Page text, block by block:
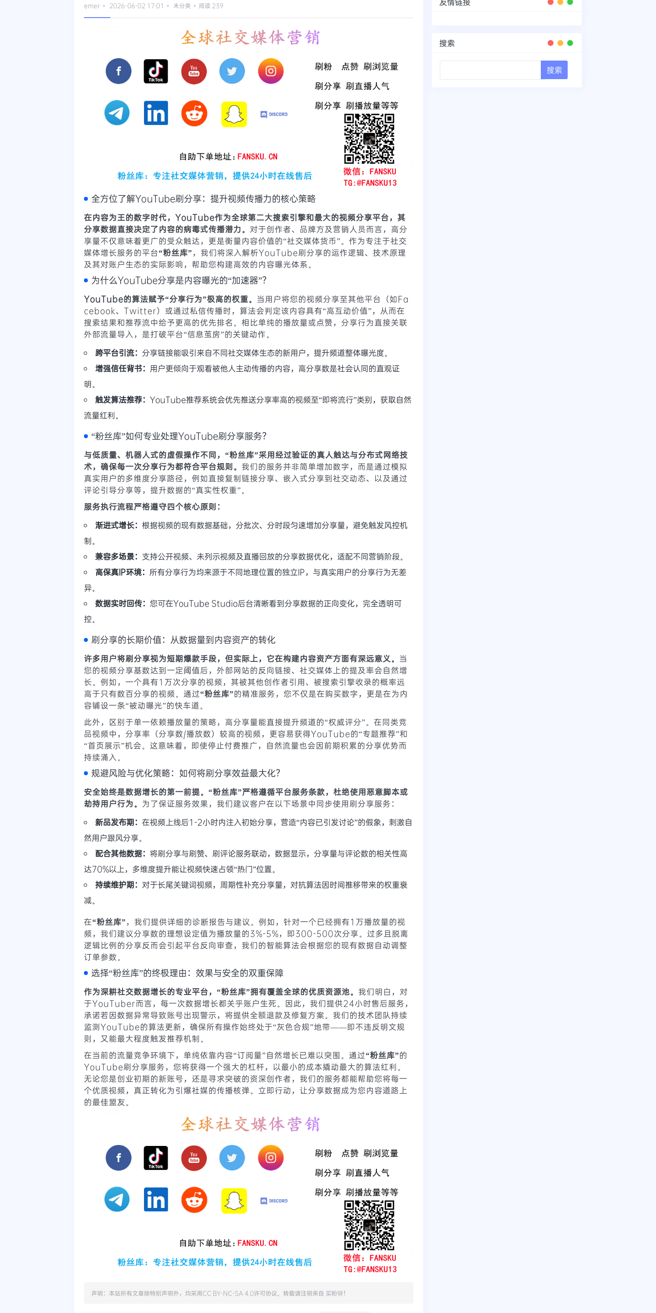
emer 2026-06-02 17:01 未分类 阅读 239
全方位了解YouTube刷分享：提升视频传播力的核心策略
在内容为王的数字时代，YouTube作为全球第二大搜索引擎和最大的视频分享平台，其
分享数据直接决定了内容的病毒式传播潜力。 对于创作者、品牌方及营销人员而言，高分
享量不仅意味着更广的受众触达，更是衡量内容价值的“社交媒体货币”。作为专注于社交
媒体增长服务的平台“粉丝库”，我们将深入解析YouTube刷分享的运作逻辑、技术原理
及其对账户生态的实际影响，帮助您构建高效的内容曝光体系。
为什么YouTube分享是内容曝光的“加速器”？
YouTube的算法赋予“分享行为”极高的权重。 当用户将您的视频分享至其他平台（如Fa
cebook、Twitter）或通过私信传播时，算法会判定该内容具有“高互动价值”，从而在
搜索结果和推荐流中给予更高的优先排名。相比单纯的播放量或点赞，分享行为直接关联
外部流量导入，是打破平台“信息茧房”的关键动作。
跨平台引流： 分享链接能吸引来自不同社交媒体生态的新用户，提升频道整体曝光度。
增强信任背书： 用户更倾向于观看被他人主动传播的内容，高分享数是社会认同的直观证
明。
触发算法推荐： YouTube推荐系统会优先推送分享率高的视频至“即将流行”类别，获取自然
流量红利。
“粉丝库”如何专业处理YouTube刷分享服务？
与低质量、机器人式的虚假操作不同，“粉丝库”采用经过验证的真人触达与分布式网络技
术，确保每一次分享行为都符合平台规则。 我们的服务并非简单增加数字，而是通过模拟
真实用户的多维度分享路径，例如直接复制链接分享、嵌入式分享到社交动态、以及通过
评论引导分享等，提升数据的“真实性权重”。
服务执行流程严格遵守四个核心原则：
渐进式增长： 根据视频的现有数据基础，分批次、分时段匀速增加分享量，避免触发风控机
制。
兼容多场景： 支持公开视频、未列示视频及直播回放的分享数据优化，适配不同营销阶段。
高保真IP环境： 所有分享行为均来源于不同地理位置的独立IP，与真实用户的分享行为无差
异。
数据实时回传： 您可在YouTube Studio后台清晰看到分享数据的正向变化，完全透明可
控。
刷分享的长期价值：从数据量到内容资产的转化
许多用户将刷分享视为短期爆款手段，但实际上，它在构建内容资产方面有深远意义。 当
您的视频分享基数达到一定阈值后，外部网站的反向链接、社交媒体上的提及率会自然增
长。例如，一个具有1万次分享的视频，其被其他创作者引用、被搜索引擎收录的概率远
高于只有数百分享的视频。通过“粉丝库”的精准服务，您不仅是在购买数字，更是在为内
容铺设一条“被动曝光”的快车道。
此外，区别于单一依赖播放量的策略，高分享量能直接提升频道的“权威评分”。在同类竞
品视频中，分享率（分享数/播放数）较高的视频，更容易获得YouTube的“专题推荐”和
“首页展示”机会。这意味着，即使停止付费推广，自然流量也会因前期积累的分享优势而
持续涌入。
规避风险与优化策略：如何将刷分享效益最大化？
安全始终是数据增长的第一前提。“粉丝库”严格遵循平台服务条款，杜绝使用恶意脚本或
劫持用户行为。 为了保证服务效果，我们建议客户在以下场景中同步使用刷分享服务：
新品发布期： 在视频上线后1-2小时内注入初始分享，营造“内容已引发讨论”的假象，刺激自
然用户跟风分享。
配合其他数据： 将刷分享与刷赞、刷评论服务联动，数据显示，分享量与评论数的相关性高
达70%以上，多维度提升能让视频快速占领“热门”位置。
持续维护期： 对于长尾关键词视频，周期性补充分享量，对抗算法因时间推移带来的权重衰
减。
在“粉丝库”，我们提供详细的诊断报告与建议。例如，针对一个已经拥有1万播放量的视
频，我们建议分享数的理想设定值为播放量的3%-5%，即300-500次分享。过多且脱离
逻辑比例的分享反而会引起平台反向审查，我们的智能算法会根据您的现有数据自动调整
订单参数。
选择“粉丝库”的终极理由：效果与安全的双重保障
作为深耕社交数据增长的专业平台，“粉丝库”拥有覆盖全球的优质资源池。 我们明白，对
于YouTuber而言，每一次数据增长都关乎账户生死。因此，我们提供24小时售后服务，
承诺若因数据异常导致账号出现警示，将提供全额退款及修复方案。我们的技术团队持续
监测YouTube的算法更新，确保所有操作始终处于“灰色合规”地带——即不违反明文规
则，又能最大程度触发推荐机制。
在当前的流量竞争环境下，单纯依靠内容“订阅量”自然增长已难以突围。通过“粉丝库”的
YouTube刷分享服务，您将获得一个强大的杠杆，以最小的成本撬动最大的算法红利。
无论您是创业初期的新账号，还是寻求突破的资深创作者，我们的服务都能帮助您将每一
个优质视频，真正转化为引爆社媒的传播核弹。立即行动，让分享数据成为您内容道路上
的最佳盟友。
声明：本站所有文章除特别声明外，均采用CC BY-NC-SA 4.0许可协议。转载请注明来自 买粉呀！
搜索